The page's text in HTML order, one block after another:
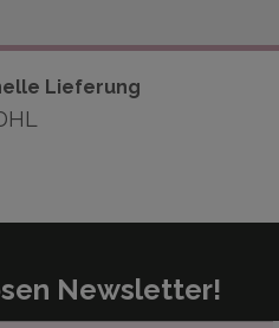
Lieferung
Newsletter!